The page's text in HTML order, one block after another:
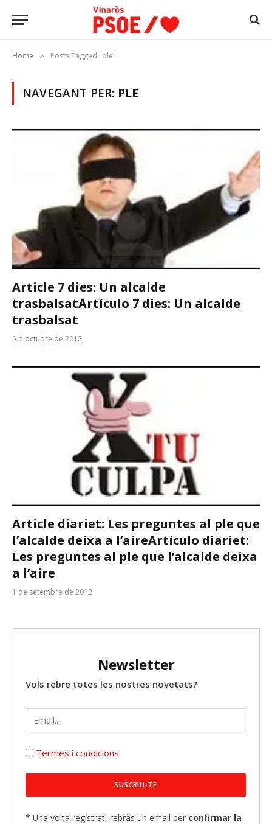
Home » Posts Tagged "ple"
NAVEGANT PER: PLE
Article 7 dies: Un alcalde
trasbalsatArtículo 7 dies: Un alcalde
trasbalsat
5 d'octubre de 2012
Article diariet: Les preguntes al ple que
l’alcalde deixa a l’aireArtículo diariet:
Les preguntes al ple que l’alcalde deixa
a l’aire
1 de setembre de 2012
Newsletter
Vols rebre totes les nostres novetats?
Termes i condicions
* Una volta registrat, rebràs un email per confirmar la